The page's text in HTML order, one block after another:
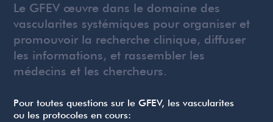
Le GFEV œuvre dans le domaine des
vascularites systémiques pour organiser et
promouvoir la recherche clinique, diffuser
les informations, et rassembler les
médecins et les chercheurs.
Pour toutes questions sur le GFEV, les vascularites
ou les protocoles en cours: